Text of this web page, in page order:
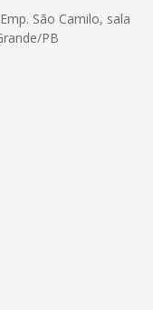
São Camilo, sala
PB